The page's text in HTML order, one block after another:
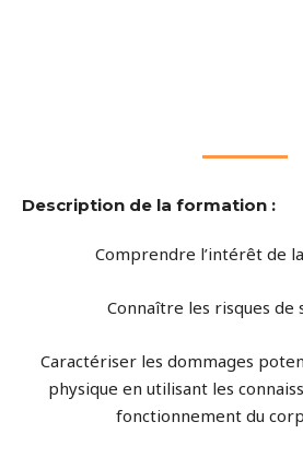
Description de la formation :
Comprendre l’intérêt de
Connaître les risques de
Caractériser les dommages
physique en utilisant les
fonctionnement du